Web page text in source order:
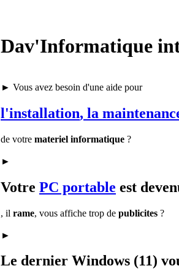
Dav'Informatique
► Vous avez besoin d'une aide pour
l'installation, la
de votre materiel informatique ?
►
Votre PC portable est
, il rame, vous affiche trop de publicites ?
►
Le dernier Windows (11)